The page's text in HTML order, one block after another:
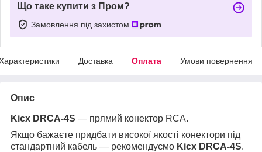
Що таке купити з Пром?
Замовлення під захистом
Доставка Оплата Умови повернення
Опис
Kicx DRCA-4S — прямий конектор RCA.
Якщо бажаєте придбати високої якості конектори під
стандартний кабель — рекомендуємо Kicx DRCA-4S.